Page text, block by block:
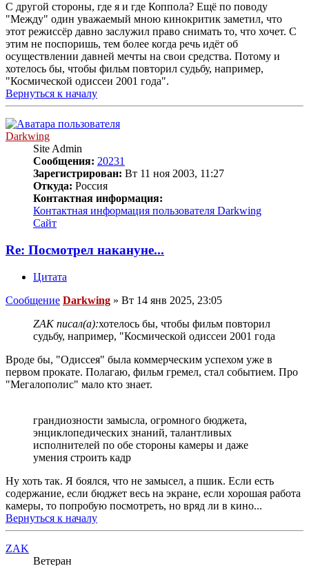
С другой стороны, где я и где Коппола? Ещё по поводу
"Между" один уважаемый мною кинокритик заметил, что
этот режиссёр давно заслужил право снимать то, что хочет. С
этим не поспоришь, тем более когда речь идёт об
осуществлении давней мечты на свои средства. Потому и
хотелось бы, чтобы фильм повторил судьбу, например,
"Космической одиссеи 2001 года".
Вернуться к началу
Darkwing
Site Admin
Сообщения: 20231
Зарегистрирован: Вт 11 ноя 2003, 11:27
Откуда: Россия
Контактная информация:
Контактная информация пользователя Darkwing
Сайт
Re: Посмотрел накануне...
Цитата
Сообщение Darkwing » Вт 14 янв 2025, 23:05
ZAK писал(а):хотелось бы, чтобы фильм повторил
судьбу, например, "Космической одиссеи 2001 года
Вроде бы, "Одиссея" была коммерческим успехом уже в
первом прокате. Полагаю, фильм гремел, стал событием. Про
"Мегалополис" мало кто знает.
грандиозности замысла, огромного бюджета,
энциклопедических знаний, талантливых
исполнителей по обе стороны камеры и даже
умения строить кадр
Ну хоть так. Я боялся, что не замысел, а пшик. Если есть
содержание, если бюджет весь на экране, если хорошая работа
камеры, то попробую посмотреть, но вряд ли в кино...
Вернуться к началу
ZAK
Ветеран